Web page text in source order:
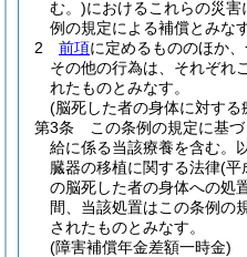
む。)におけるこれらの災
例の規定による補償とみなす
2
前項に定めるもののほか
その他の行為は、それぞれ
れたものとみなす。
(脳死した者の身体に対する
第3条
この条例の規定に基
給に係る当該療養を含む。
臓器の移植に関する法律(平
の脳死した者の身体への処
間、当該処置はこの条例の
されたものとみなす。
(障害補償年金差額一時金)